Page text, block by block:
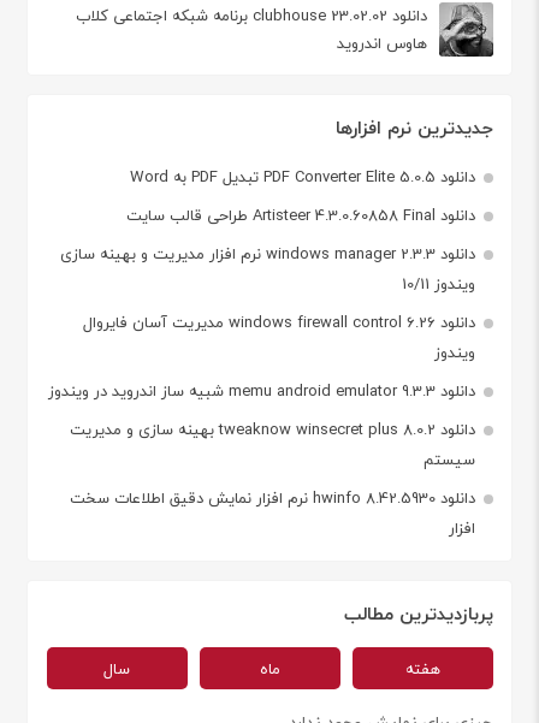
دانلود clubhouse 23.02.02 برنامه شبکه اجتماعی کلاب
هاوس اندروید
جدیدترین نرم افزارها
دانلود PDF Converter Elite 5.0.5 تبدیل PDF به Word
دانلود Artisteer 4.3.0.60858 Final طراحی قالب سایت
دانلود windows manager 2.3.3 نرم افزار مدیریت و بهینه سازی
ویندوز 10/11
دانلود windows firewall control 6.26 مدیریت آسان فایروال
ویندوز
دانلود memu android emulator 9.3.3 شبیه ساز اندروید در ویندوز
دانلود tweaknow winsecret plus 8.0.2 بهینه سازی و مدیریت
سیستم
دانلود hwinfo 8.42.5930 نرم افزار نمایش دقیق اطلاعات سخت
افزار
پربازدیدترین مطالب
هفته ماه سال